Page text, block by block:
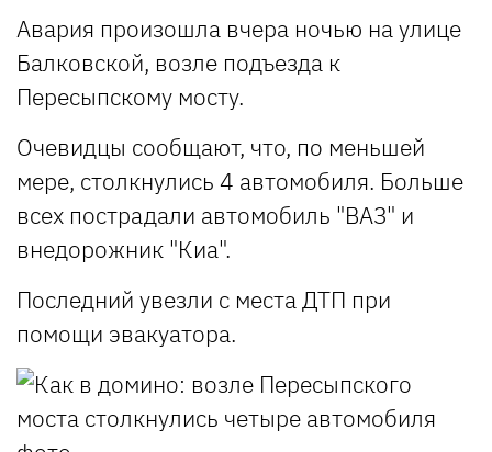
Авария произошла вчера ночью на улице
Балковской, возле подъезда к
Пересыпскому мосту.
Очевидцы сообщают, что, по меньшей
мере, столкнулись 4 автомобиля. Больше
всех пострадали автомобиль "ВАЗ" и
внедорожник "Киа".
Последний увезли с места ДТП при
помощи эвакуатора.